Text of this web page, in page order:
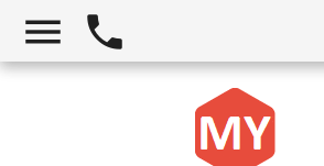
 